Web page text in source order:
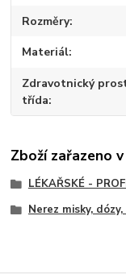
Rozměry
Materiál
Zdravotnický
třída
Zboží zařazeno
LÉKAŘSKÉ -
Nerez misky,